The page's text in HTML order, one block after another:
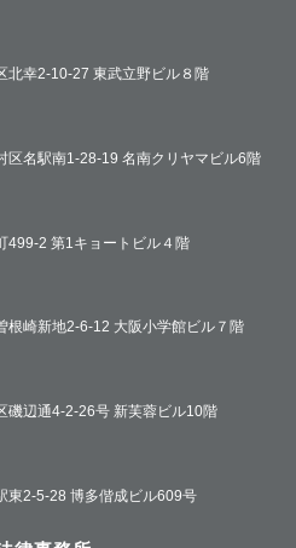
北幸2-10-27 東武立野ビル８階
区名駅南1-28-19 名南クリヤマビル6階
499-2 第1キョートビル４階
根崎新地2-6-12 大阪小学館ビル７階
磯辺通4-2-26号 新芙蓉ビル10階
東2-5-28 博多偕成ビル609号